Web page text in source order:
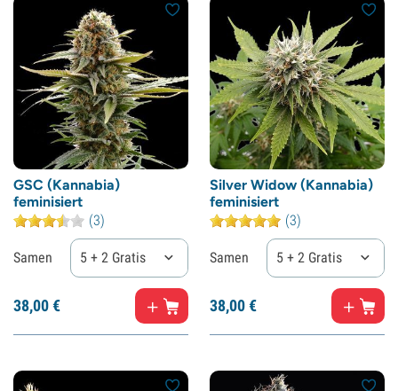
GSC (Kannabia)
feminisiert
(3)
Samen 5 + 2 Gratis
38,00€
Silver Widow (Kannabia)
feminisiert
(3)
Samen 5 + 2 Gratis
38,00€